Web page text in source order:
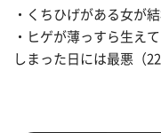
・くちひげがある女が
・ヒゲが薄っすら生え
しまった日には最悪（